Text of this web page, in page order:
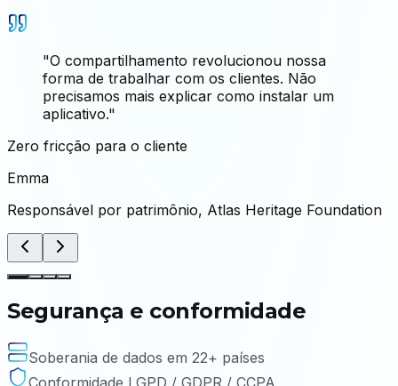
"O compartilhamento revolucionou nossa
forma de trabalhar com os clientes. Não
precisamos mais explicar como instalar um
aplicativo."
Zero fricção para o cliente
Emma
Responsável por patrimônio, Atlas Heritage Foundation
Segurança e conformidade
Soberania de dados em 22+ países